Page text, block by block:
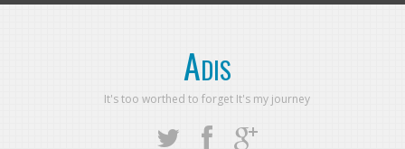
Adis
It's too worthed to forget It's my journey